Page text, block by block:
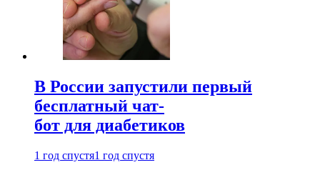
В России запустили первый
бесплатный чат-
бот для диабетиков
1 год спустя1 год спустя